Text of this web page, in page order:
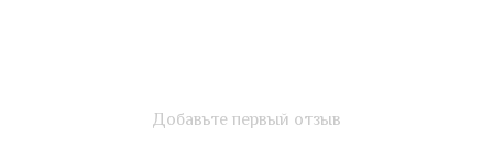
Добавьте первый отзыв